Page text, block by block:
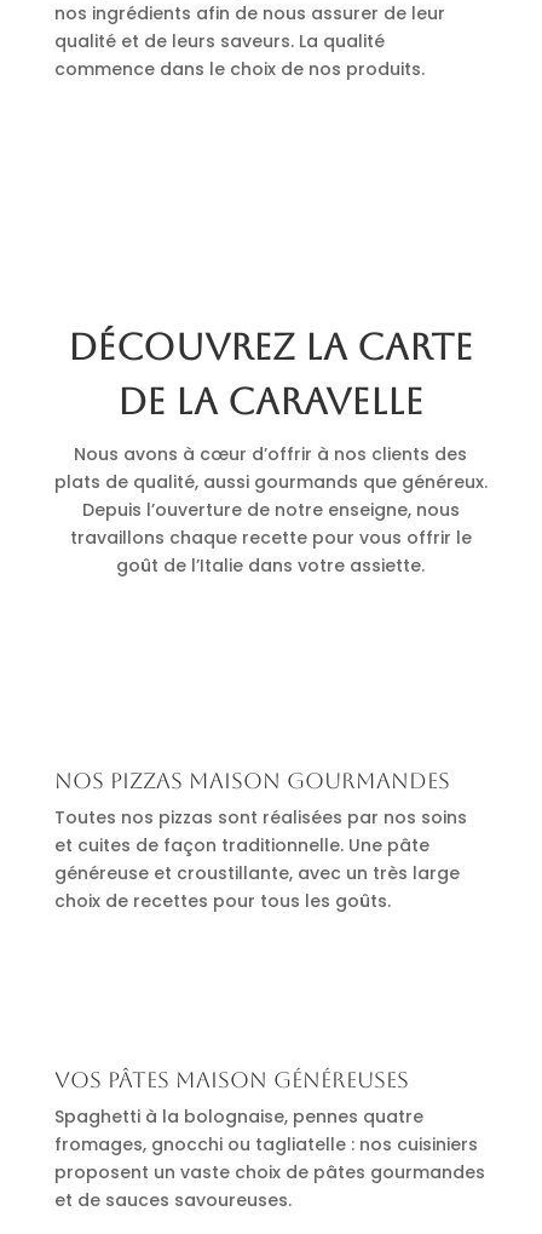
nos ingrédients afin de nous assurer de leur
qualité et de leurs saveurs. La qualité
commence dans le choix de nos produits.
Découvrez la carte
de La Caravelle
Nous avons à cœur d’offrir à nos clients des
plats de qualité, aussi gourmands que généreux.
Depuis l’ouverture de notre enseigne, nous
travaillons chaque recette pour vous offrir le
goût de l’Italie dans votre assiette.
Nos pizzas maison gourmandes
Toutes nos pizzas sont réalisées par nos soins
et cuites de façon traditionnelle. Une pâte
généreuse et croustillante, avec un très large
choix de recettes pour tous les goûts.
Vos pâtes maison généreuses
Spaghetti à la bolognaise, pennes quatre
fromages, gnocchi ou tagliatelle : nos cuisiniers
proposent un vaste choix de pâtes gourmandes
et de sauces savoureuses.